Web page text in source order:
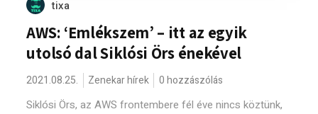
tixa
AWS: ‘Emlékszem’ – itt az egyik
utolsó dal Siklósi Örs énekével
2021.08.25. Zenekar hírek 0 hozzászólás
Siklósi Örs, az AWS frontembere fél éve nincs köztünk,